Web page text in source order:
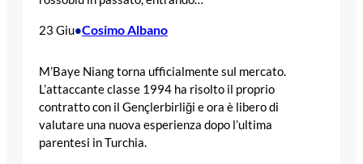
23 Giu•Cosimo Albano
M’Baye Niang torna ufficialmente sul mercato.
L’attaccante classe 1994 ha risolto il proprio
contratto con il Gençlerbirliği e ora è libero di
valutare una nuova esperienza dopo l’ultima
parentesi in Turchia.